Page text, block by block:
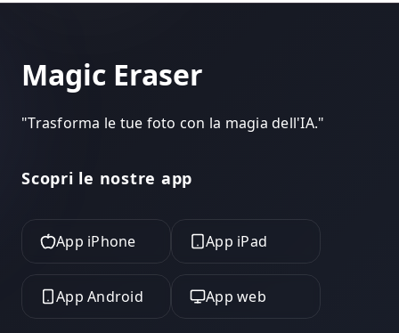
Magic Eraser
"Trasforma le tue foto con la magia dell'IA."
Scopri le nostre app
App iPhone App iPad
App Android App web